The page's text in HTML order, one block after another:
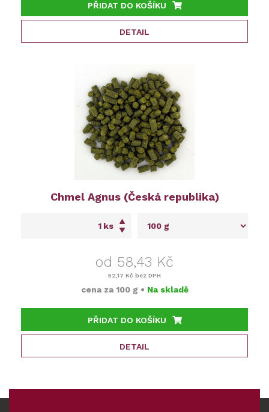
PŘIDAT DO KOŠÍKU
DETAIL
Chmel Agnus (Česká republika)
ks
od 58,43 Kč
52,17 Kč bez DPH
cena za 100 g • Na skladě
PŘIDAT DO KOŠÍKU
DETAIL